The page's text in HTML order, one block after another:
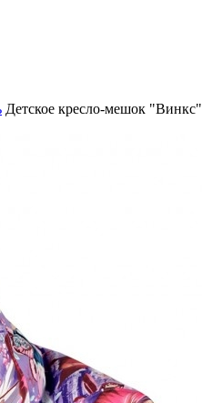
Детское кресло-мешок "Винкс"